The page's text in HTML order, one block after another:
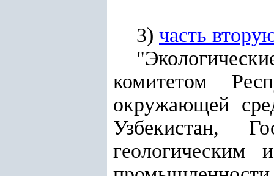
3) часть
комитетом
окружающей
Узбекистан,
геологическим